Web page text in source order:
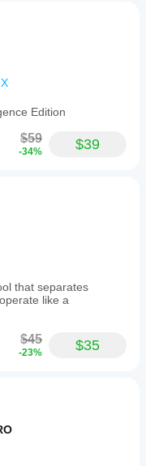
Edition
$59
-34% $39
that separates
like a
$45
-23% $35